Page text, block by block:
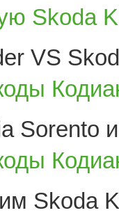
Skoda
VS
Sorento
Skoda